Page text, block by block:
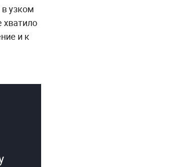
узком
хватило
и к